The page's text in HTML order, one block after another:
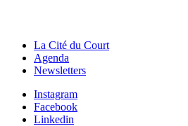
La Cité du Court
Agenda
Newsletters
Instagram
Facebook
Linkedin